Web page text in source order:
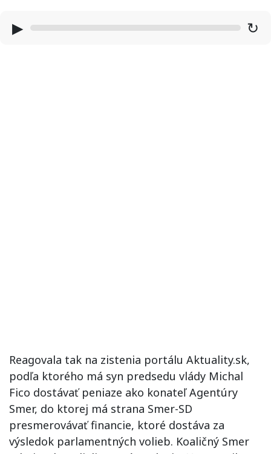
▶ ↻
Reagovala tak na zistenia portálu Aktuality.sk,
podľa ktorého má syn predsedu vlády Michal
Fico dostávať peniaze ako konateľ Agentúry
Smer, do ktorej má strana Smer-SD
presmerovávať financie, ktoré dostáva za
výsledok parlamentných volieb. Koaličný Smer